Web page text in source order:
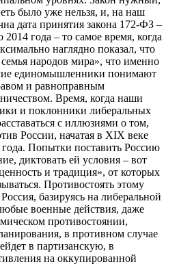
было уже нельзя, и, на наш
дата принятия закона 172-ФЗ –
года – то самое время, когда
наглядно показал, что
народов мира», что именно
единомышленники понимают
и равноправным
Время, когда наши
и поклонники либеральных
с иллюзиями о том,
России, начатая в XIX веке
года. Попытки поставить Россию
диктовать ей условия – вот
и традиция», от которых
Противостоять этому
базируясь на либеральной
военные действия, даже
противостоянии,
в противном случае
в партизанскую, в
на оккупированной